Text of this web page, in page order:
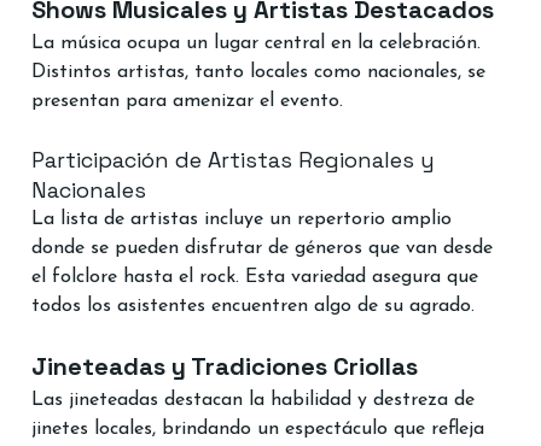
Shows Musicales y Artistas Destacados
La música ocupa un lugar central en la celebración.
Distintos artistas, tanto locales como nacionales, se
presentan para amenizar el evento.
Participación de Artistas Regionales y
Nacionales
La lista de artistas incluye un repertorio amplio
donde se pueden disfrutar de géneros que van desde
el folclore hasta el rock. Esta variedad asegura que
todos los asistentes encuentren algo de su agrado.
Jineteadas y Tradiciones Criollas
Las jineteadas destacan la habilidad y destreza de
jinetes locales, brindando un espectáculo que refleja